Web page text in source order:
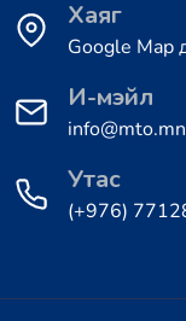
Хаяг
Google Map
И-мэйл
info@mto.mn
Утас
(+976)